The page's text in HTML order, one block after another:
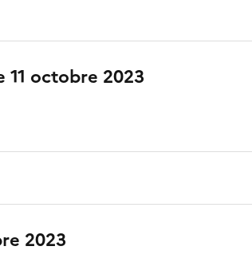
11 octobre 2023
2023